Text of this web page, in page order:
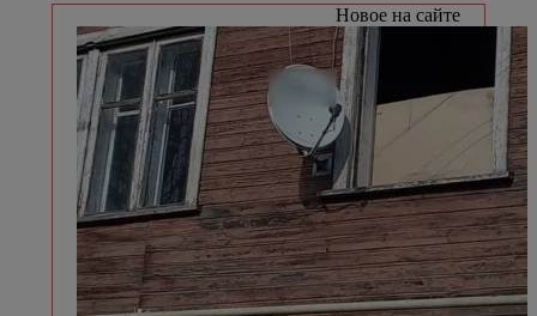
Новое на сайте